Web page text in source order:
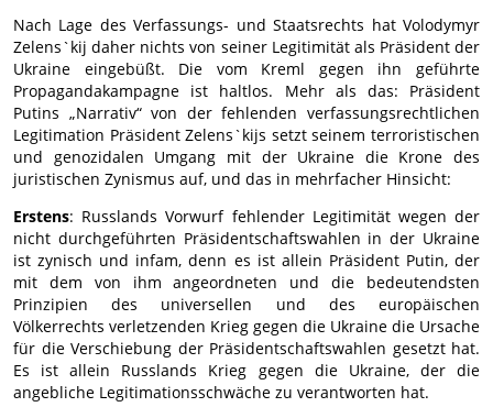
Nach Lage des Verfassungs- und Staatsrechts hat Volodymyr
Zelens`kij daher nichts von seiner Legitimität als Präsident der
Ukraine eingebüßt. Die vom Kreml gegen ihn geführte
Propagandakampagne ist haltlos. Mehr als das: Präsident
Putins „Narrativ“ von der fehlenden verfassungsrechtlichen
Legitimation Präsident Zelens`kijs setzt seinem terroristischen
und genozidalen Umgang mit der Ukraine die Krone des
juristischen Zynismus auf, und das in mehrfacher Hinsicht:
Erstens: Russlands Vorwurf fehlender Legitimität wegen der
nicht durchgeführten Präsidentschaftswahlen in der Ukraine
ist zynisch und infam, denn es ist allein Präsident Putin, der
mit dem von ihm angeordneten und die bedeutendsten
Prinzipien des universellen und des europäischen
Völkerrechts verletzenden Krieg gegen die Ukraine die Ursache
für die Verschiebung der Präsidentschaftswahlen gesetzt hat.
Es ist allein Russlands Krieg gegen die Ukraine, der die
angebliche Legitimationsschwäche zu verantworten hat.